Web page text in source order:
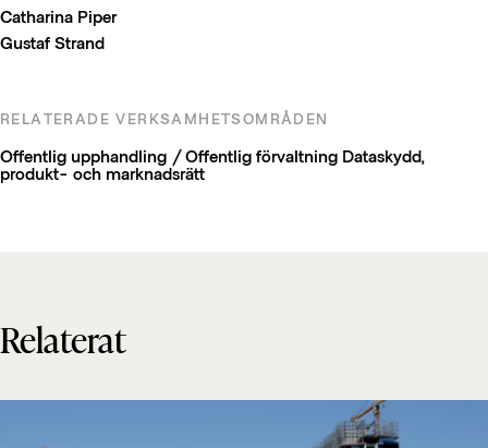
Catharina Piper
Gustaf Strand
RELATERADE VERKSAMHETSOMRÅDEN
Offentlig upphandling / Offentlig förvaltning Dataskydd,
produkt- och marknadsrätt
Relaterat